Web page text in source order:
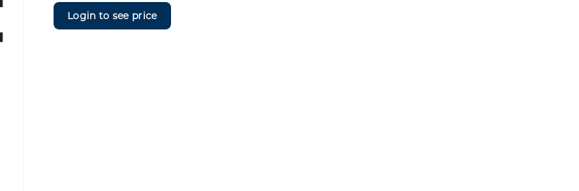
Login to see price